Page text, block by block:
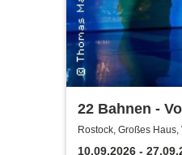
22 Bahnen -
Rostock
Rostock, Großes
10.09.2026 -